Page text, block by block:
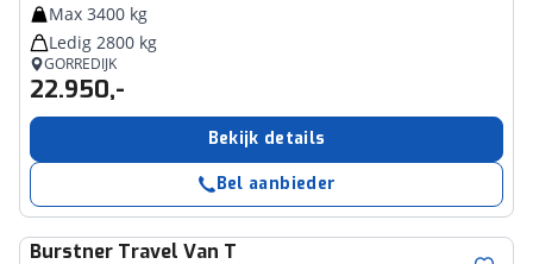
Max 3400 kg
Ledig 2800 kg
GORREDIJK
22.950,-
Bekijk details
Bel aanbieder
Burstner Travel Van T